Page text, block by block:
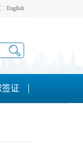
English
证